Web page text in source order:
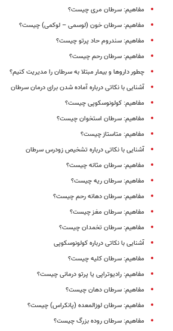
مفاهیم: سرطان مری چیست؟
مفاهیم: سرطان خون (لوسمی – لوکمی) چیست؟
مفاهیم: سندروم حاد پرتو چیست؟
مفاهیم: سرطان رحم چیست؟
چطور داروها و بیمار مبتلا به سرطان را مدیریت کنیم؟
آشنایی با نکاتی درباره آماده شدن برای درمان سرطان
مفاهیم: کولونوسکوپی چیست؟
مفاهیم: سرطان استخوان چیست؟
مفاهیم: متاستاز چیست؟
آشنایی با نکاتی درباره تشخیص زودرس سرطان
مفاهیم: سرطان مثانه چیست؟
مفاهیم: سرطان ریه چیست؟
مفاهیم: سرطان دهانه رحم چیست؟
مفاهیم: سرطان مغز چیست؟
مفاهیم: سرطان تخمدان چیست؟
آشنایی با نکاتی درباره کولونوسکوپی
مفاهیم: سرطان کلیه چیست؟
مفاهیم: رادیوتراپی یا پرتو درمانی چیست؟
مفاهیم: سرطان دهان چیست؟
مفاهیم: سرطان لوزالمعده (پانکراس) چیست؟
مفاهیم: سرطان روده بزرگ چیست؟